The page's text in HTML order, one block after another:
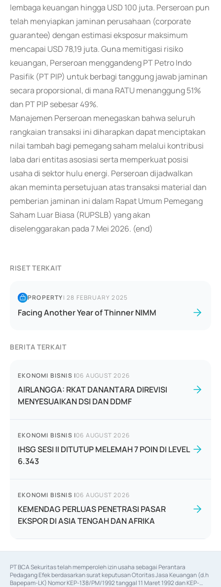
lembaga keuangan hingga USD 100 juta. Perseroan pun
telah menyiapkan jaminan perusahaan (corporate
guarantee) dengan estimasi eksposur maksimum
mencapai USD 78,19 juta. Guna memitigasi risiko
keuangan, Perseroan menggandeng PT Petro Indo
Pasifik (PT PIP) untuk berbagi tanggung jawab jaminan
secara proporsional, di mana RATU menanggung 51%
dan PT PIP sebesar 49%.
Manajemen Perseroan menegaskan bahwa seluruh
rangkaian transaksi ini diharapkan dapat menciptakan
nilai tambah bagi pemegang saham melalui kontribusi
laba dari entitas asosiasi serta memperkuat posisi
usaha di sektor hulu energi. Perseroan dijadwalkan
akan meminta persetujuan atas transaksi material dan
pemberian jaminan ini dalam Rapat Umum Pemegang
Saham Luar Biasa (RUPSLB) yang akan
diselenggarakan pada 7 Mei 2026. (end)
RISET TERKAIT
PROPERTY|28 FEBRUARY 2025
Facing Another Year of Thinner NIMM
BERITA TERKAIT
EKONOMI BISNIS |06 AUGUST 2026
AIRLANGGA: RKAT DANANTARA DIREVISI
MENYESUAIKAN DSI DAN DDMF
EKONOMI BISNIS |06 AUGUST 2026
IHSG SESI II DITUTUP MELEMAH 7 POIN DI LEVEL
6.343
EKONOMI BISNIS |06 AUGUST 2026
KEMENDAG PERLUAS PENETRASI PASAR
EKSPOR DI ASIA TENGAH DAN AFRIKA
PT BCA Sekuritas telah memperoleh izin usaha sebagai Perantara
Pedagang Efek berdasarkan surat keputusan Otoritas Jasa Keuangan (d.h
Bapepam-LK) Nomor KEP-138/PM/1992 tanggal 11 Maret 1992 dan KEP-